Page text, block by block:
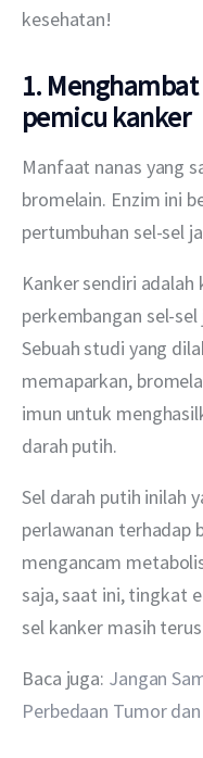
kesehatan!
1.
pemicu kanker
Manfaat nanas yang
bromelain. Enzim ini
pertumbuhan sel-sel
Kanker sendiri
perkembangan sel-
Sebuah studi yang
memaparkan,
imun untuk
darah putih.
Sel darah putih inilah
perlawanan terhadap
mengancam
saja, saat ini, tingkat
sel kanker masih
Baca juga: Jangan
Perbedaan Tumor